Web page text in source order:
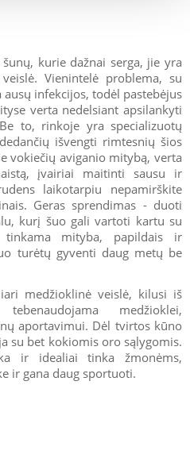
kurie dažnai serga, jie yra
Vienintelė problema, su
infekcijos, todėl pastebėjus
verta nedelsiant apsilankyti
to, rinkoje yra specializuotų
išvengti rimtesnių šios
vokiečių aviganio mitybą, verta
įvairiai maitinti sausu ir
laikotarpiu nepamirškite
Geras sprendimas - duoti
kurį šuo gali vartoti kartu su
tinkama mityba, papildais ir
turėtų gyventi daug metų be
medžioklinė veislė, kilusi iš
medžioklei,
aportavimui. Dėl tvirtos kūno
su bet kokiomis oro sąlygomis.
ir idealiai tinka žmonėms,
ir gana daug sportuoti.